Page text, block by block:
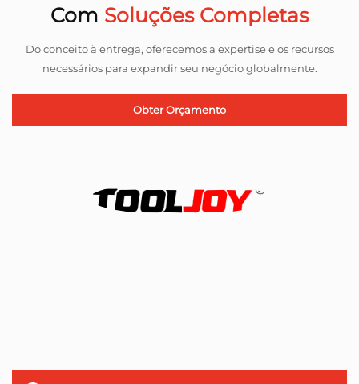
Com Soluções Completas
Do conceito à entrega, oferecemos a expertise e os recursos
necessários para expandir seu negócio globalmente.
Obter Orçamento